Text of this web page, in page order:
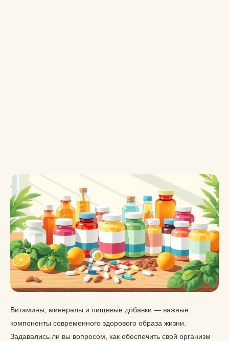
Витамины, минералы и пищевые добавки — важные
компоненты современного здорового образа жизни.
Задавались ли вы вопросом, как обеспечить свой организм